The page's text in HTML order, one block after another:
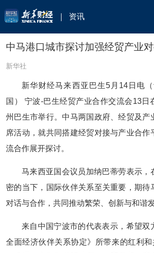
资讯
中马港口城市探讨加强经贸产业
新华社
新华财经马来西亚巴生5月14日电
国） 宁波-巴生经贸产业合作交流会13日
州巴生市举行。中马两国政府、经贸及产
席活动，就共同搭建经贸对接与产业合作
流合作展开探讨。
马来西亚国会议员加纳巴蒂劳表示，
密的当下，国际伙伴关系至关重要，期待
对话与合作，共同推动繁荣、创新与和谐发
来自中国宁波市的代表表示，希望双
全面经济伙伴关系协定》所带来的红利和